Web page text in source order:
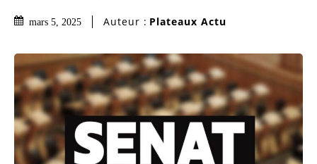
mars 5, 2025 Auteur : Plateaux Actu